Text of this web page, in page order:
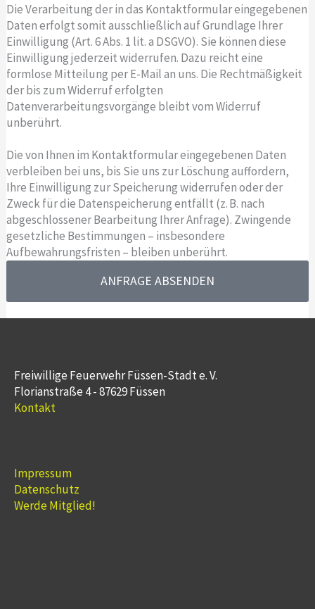
Die Verarbeitung der in das Kontaktformular eingegebenen
Daten erfolgt somit ausschließlich auf Grundlage Ihrer
Einwilligung (Art. 6 Abs. 1 lit. a DSGVO). Sie können diese
Einwilligung jederzeit widerrufen. Dazu reicht eine
formlose Mitteilung per E-Mail an uns. Die Rechtmäßigkeit
der bis zum Widerruf erfolgten
Datenverarbeitungsvorgänge bleibt vom Widerruf
unberührt.
Die von Ihnen im Kontaktformular eingegebenen Daten
verbleiben bei uns, bis Sie uns zur Löschung auffordern,
Ihre Einwilligung zur Speicherung widerrufen oder der
Zweck für die Datenspeicherung entfällt (z. B. nach
abgeschlossener Bearbeitung Ihrer Anfrage). Zwingende
gesetzliche Bestimmungen – insbesondere
Aufbewahrungsfristen – bleiben unberührt.
ANFRAGE ABSENDEN
Freiwillige Feuerwehr Füssen-Stadt e. V.
Florianstraße 4 - 87629 Füssen
Kontakt
Impressum
Datenschutz
Werde Mitglied!